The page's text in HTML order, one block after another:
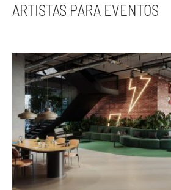
ARTISTAS PARA EVENTOS